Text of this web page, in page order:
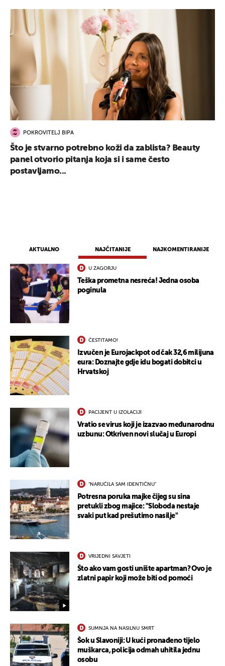
AKTUALNO NAJČITANIJE NAJKOMENTIRANIJE
U ZAGORJU
Teška prometna nesreća! Jedna osoba
poginula
ČESTITAMO!
Izvučen je Eurojackpot od čak 32,6 milijuna
eura: Doznajte gdje idu bogati dobitci u
Hrvatskoj
PACIJENT U IZOLACIJI
Vratio se virus koji je izazvao međunarodnu
uzbunu: Otkriven novi slučaj u Europi
"NARUČILA SAM IDENTIČNU"
Potresna poruka majke čijeg su sina
pretukli zbog majice: "Sloboda nestaje
svaki put kad prešutimo nasilje"
VRIJEDNI SAVJETI
Što ako vam gosti unište apartman? Ovo je
zlatni papir koji može biti od pomoći
SUMNJA NA NASILNU SMRT
Šok u Slavoniji: U kući pronađeno tijelo
muškarca, policija odmah uhitila jednu
osobu
POKROVITELJ BIPA
Što je stvarno potrebno koži da zablista? Beauty
panel otvorio pitanja koja si i same često
postavljamo...
UKLJUČITE NOTIFIKACIJE